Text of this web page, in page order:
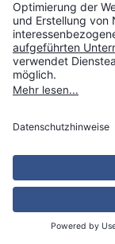
Bereich und der
diesjährigen
2019 vervierfacht.
Bei den Kunden
Esstischgruppen
Wohnen drinnen
legten bislang
zu. Hier sind die
Sommer richtig
Aufgrund der
den
Produkten